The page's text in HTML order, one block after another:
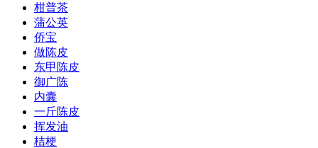
柑普茶
蒲公英
侨宝
做陈皮
东甲陈皮
御广陈
内囊
一斤陈皮
挥发油
桔梗